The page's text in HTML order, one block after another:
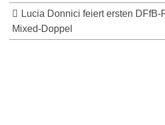
Lucia Donnici feiert ersten
Mixed-Doppel